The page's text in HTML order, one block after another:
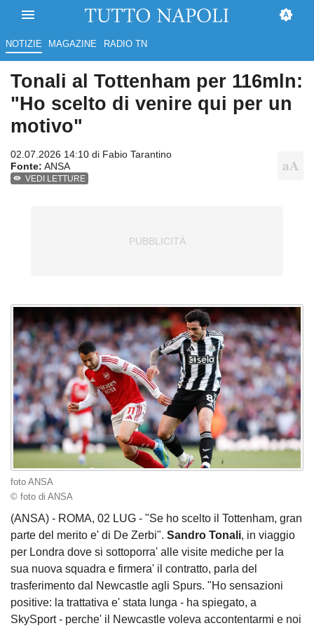
NOTIZIE MAGAZINE RADIO TN
Tonali al Tottenham per 116mln:
"Ho scelto di venire qui per un
motivo"
02.07.2026 14:10 di Fabio Tarantino
Fonte: ANSA
VEDI LETTURE
foto ANSA
© foto di ANSA
(ANSA) - ROMA, 02 LUG - "Se ho scelto il Tottenham, gran
parte del merito e' di De Zerbi". Sandro Tonali, in viaggio
per Londra dove si sottoporra' alle visite mediche per la
sua nuova squadra e firmera' il contratto, parla del
trasferimento dal Newcastle agli Spurs. "Ho sensazioni
positive: la trattativa e' stata lunga - ha spiegato, a
SkySport - perche' il Newcastle voleva accontentarmi e noi